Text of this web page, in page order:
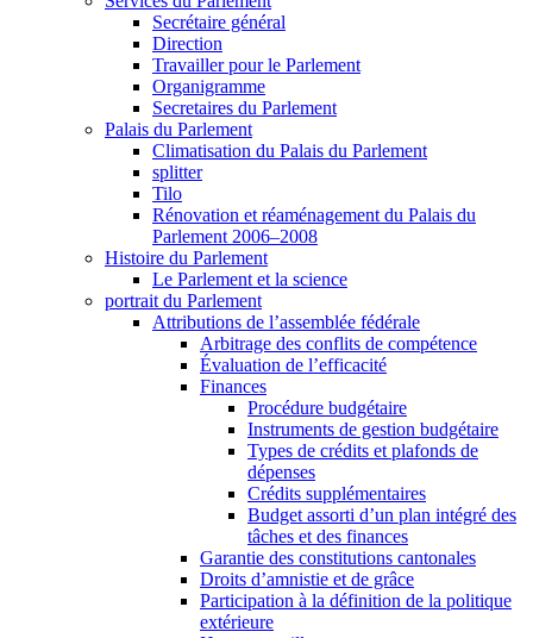
Secrétaire général
Direction
Travailler pour le Parlement
Organigramme
Secretaires du Parlement
Palais du Parlement
Climatisation du Palais du Parlement
splitter
Tilo
Rénovation et réaménagement du Palais du
Parlement 2006–2008
Histoire du Parlement
Le Parlement et la science
portrait du Parlement
Attributions de l’assemblée fédérale
Arbitrage des conflits de compétence
Évaluation de l’efficacité
Finances
Procédure budgétaire
Instruments de gestion budgétaire
Types de crédits et plafonds de
dépenses
Crédits supplémentaires
Budget assorti d’un plan intégré des
tâches et des finances
Garantie des constitutions cantonales
Droits d’amnistie et de grâce
Participation à la définition de la politique
extérieure